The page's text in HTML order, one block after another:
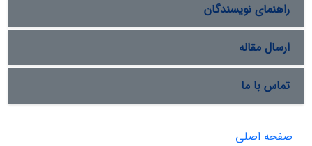
راهنمای نویسندگان
ارسال مقاله
تماس با ما
صفحه اصلی